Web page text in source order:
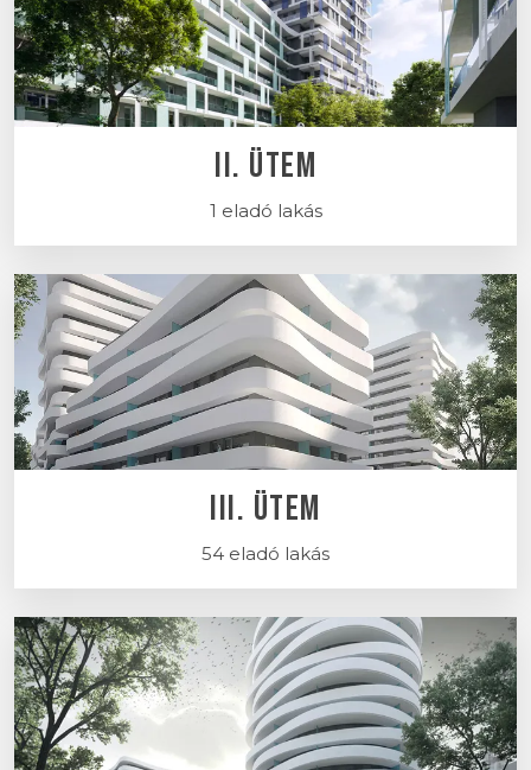
II. ÜTEM
1 eladó lakás
III. ÜTEM
54 eladó lakás